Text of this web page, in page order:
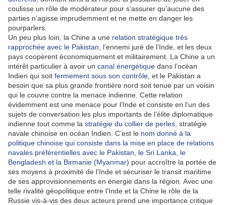
coulisse un rôle de modérateur pour s’assurer qu’aucune des
parties n’agisse imprudemment et ne mette en danger les
pourparlers.
Un peu plus loin, la Chine a une relation stratégique très
rapprochée avec le Pakistan , l’ennemi juré de l’Inde, et les deux
pays coopèrent économiquement et militairement. La Chine a un
intérêt particulier à avoir un canal énergétique dans l’océan
Indien qui soit fermement sous son contrôle , et le Pakistan a
besoin que sa plus grande frontière nord soit tenue par un voisin
qui le couvre contre la menace indienne. Cette relation
évidemment est une menace pour l’Inde et consiste en l’un des
sujets de conversation les plus importants de l’élite diplomatique
indienne tout comme la stratégie du collier de perles , stratégie
navale chinoise en océan Indien. C’est le nom donné à la
politique chinoise qui consiste dans la mise en place de relations
navales préférentielles avec le Pakistan, le Sri Lanka, le
Bengladesh et la Birmanie (Myanmar) pour accroître la portée de
ses moyens à proximité de l’Inde et sécuriser le transit maritime
de ses approvisionnements en énergie dans la région. Avec une
telle rivalité géopolitique entre l’Inde et la Chine le rôle de la
Russie vis-à-vis des deux acteurs prend une importance critique